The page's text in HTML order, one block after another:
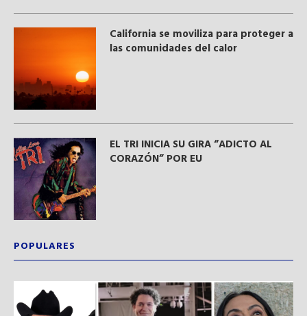
California se moviliza para proteger a
las comunidades del calor
EL TRI INICIA SU GIRA “ADICTO AL
CORAZÓN” POR EU
POPULARES